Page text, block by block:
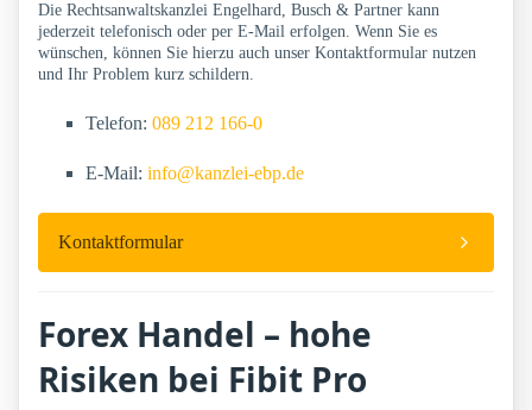
Die Rechtsanwaltskanzlei Engelhard, Busch & Partner kann
jederzeit telefonisch oder per E-Mail erfolgen. Wenn Sie es
wünschen, können Sie hierzu auch unser Kontaktformular nutzen
und Ihr Problem kurz schildern.
Telefon: 089 212 166-0
E-Mail: info@kanzlei-ebp.de
Kontaktformular
Forex Handel – hohe
Risiken bei Fibit Pro